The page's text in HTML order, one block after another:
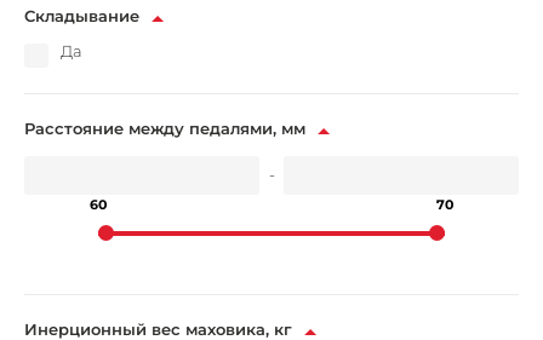
Складывание
Да
Расстояние между педалями, мм
-
60 70
Инерционный вес маховика, кг